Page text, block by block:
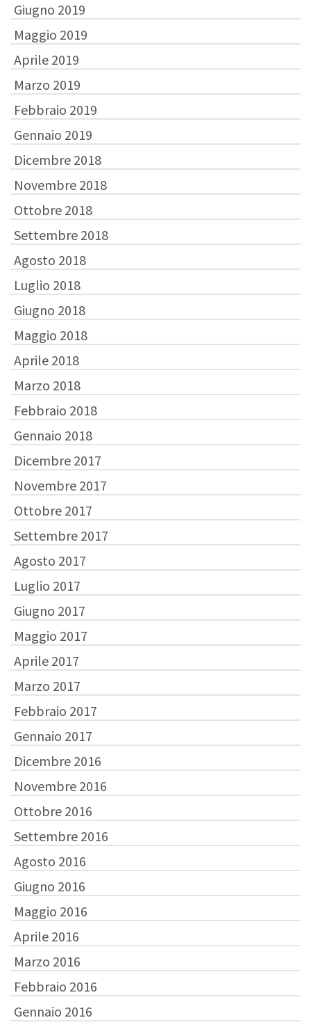
Giugno 2019
Maggio 2019
Aprile 2019
Marzo 2019
Febbraio 2019
Gennaio 2019
Dicembre 2018
Novembre 2018
Ottobre 2018
Settembre 2018
Agosto 2018
Luglio 2018
Giugno 2018
Maggio 2018
Aprile 2018
Marzo 2018
Febbraio 2018
Gennaio 2018
Dicembre 2017
Novembre 2017
Ottobre 2017
Settembre 2017
Agosto 2017
Luglio 2017
Giugno 2017
Maggio 2017
Aprile 2017
Marzo 2017
Febbraio 2017
Gennaio 2017
Dicembre 2016
Novembre 2016
Ottobre 2016
Settembre 2016
Agosto 2016
Giugno 2016
Maggio 2016
Aprile 2016
Marzo 2016
Febbraio 2016
Gennaio 2016